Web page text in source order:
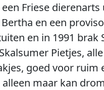
Friese
en een
en in 1991 brak
Pietjes,
goed voor
maar kan